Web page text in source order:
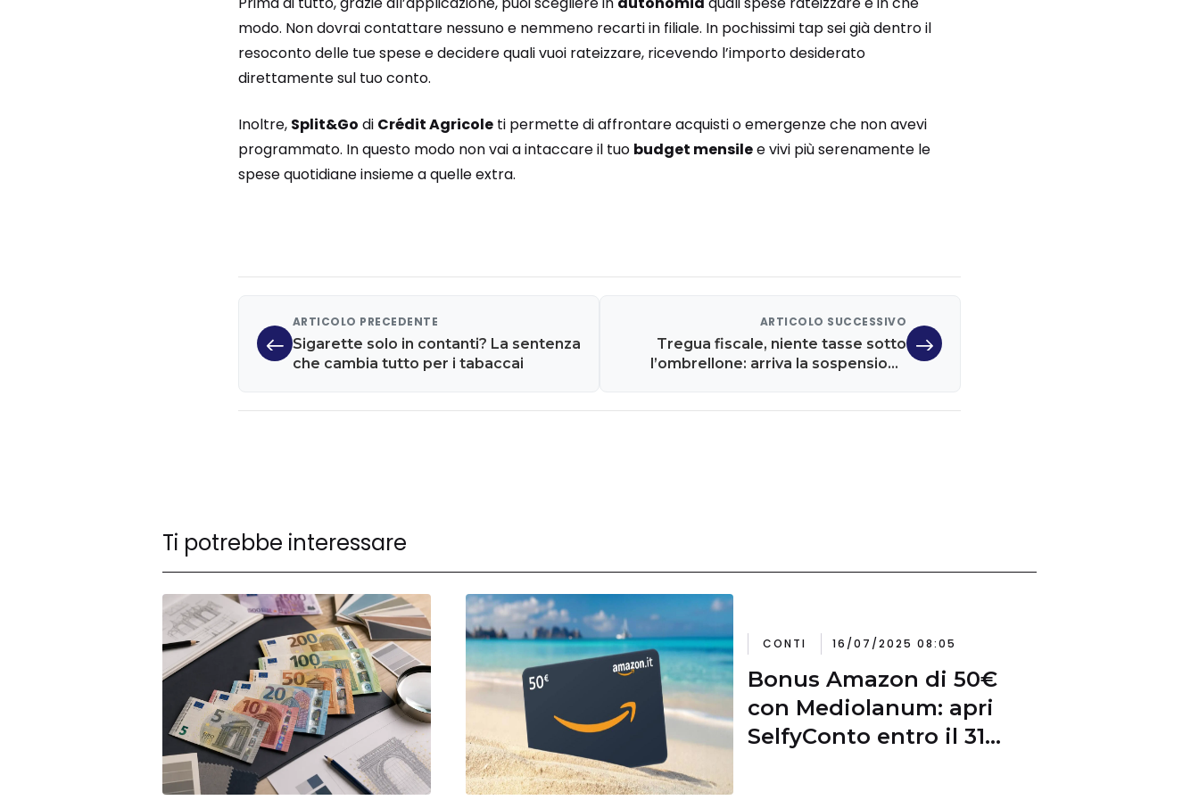
modo. Non dovrai contattare nessuno e nemmeno recarti in filiale. In pochissimi tap sei già dentro il
resoconto delle tue spese e decidere quali vuoi rateizzare, ricevendo l’importo desiderato
direttamente sul tuo conto.
Inoltre, Split&Go di Crédit Agricoleti permette di affrontare acquisti o emergenze che non avevi
programmato. In questo modo non vai a intaccare il tuo budget mensilee vivi più serenamente le
spese quotidiane insieme a quelle extra.
ARTICOLO PRECEDENTE
Sigarette solo in contanti? La sentenza
che cambia tutto per i tabaccai
ARTICOLO SUCCESSIVO
Tregua fiscale, niente tasse sotto
l’ombrellone: arriva la sospensione
Ti potrebbe interessare
CONTI 16/07/2025 08:05
Bonus Amazon di 50€
con Mediolanum: apri
SelfyConto entro il 31